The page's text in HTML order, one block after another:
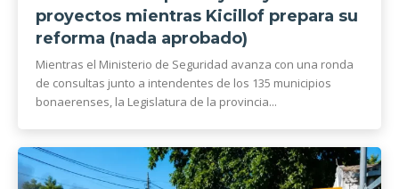
proyectos mientras Kicillof prepara su
reforma (nada aprobado)
Mientras el Ministerio de Seguridad avanza con una ronda
de consultas junto a intendentes de los 135 municipios
bonaerenses, la Legislatura de la provincia...